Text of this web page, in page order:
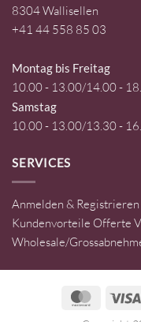
8304 Wallisellen
+41 44 558 85 03
Montag bis Freitag
10.00 - 13.00/14.00 -
Samstag
10.00 - 13.00/13.30 -
SERVICES
Anmelden & Registrieren
Kundenvorteile Offerte
Wholesale/